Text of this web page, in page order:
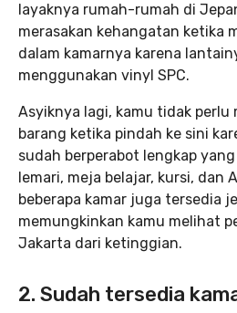
layaknya rumah-rumah di
merasakan kehangatan ketika
dalam kamarnya karena
menggunakan vinyl SPC.
Asyiknya lagi, kamu tidak perlu
barang ketika pindah ke sini
sudah berperabot lengkap
lemari, meja belajar, kursi, dan
beberapa kamar juga tersedia
memungkinkan kamu melihat
Jakarta dari ketinggian.
2. Sudah tersedia